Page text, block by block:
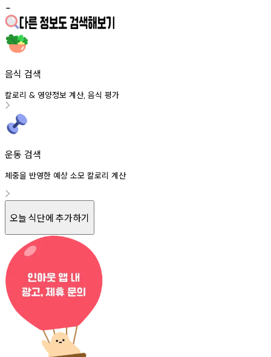
-
음식 검색
칼로리 & 영양정보 계산, 음식 평가
운동 검색
체중을 반영한 예상 소모 칼로리 계산
오늘 식단에 추가하기